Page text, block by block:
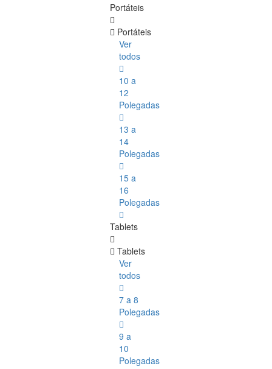
Portáteis
Portáteis
Ver
todos
10 a
12
Polegadas
13 a
14
Polegadas
15 a
16
Polegadas
Tablets
Tablets
Ver
todos
7 a 8
Polegadas
9 a
10
Polegadas